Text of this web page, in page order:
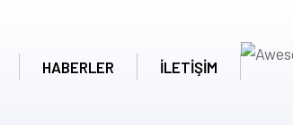
HABERLER İLETIŞIM